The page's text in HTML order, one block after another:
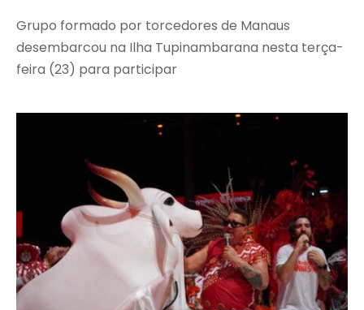
Grupo formado por torcedores de Manaus
desembarcou na Ilha Tupinambarana nesta terça-
feira (23) para participar